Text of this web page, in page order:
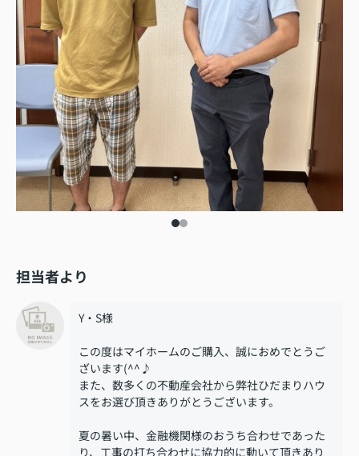
担当者より
Y・S様
この度はマイホームのご購入、誠におめでとうご
ざいます(^^♪
また、数多くの不動産会社から弊社ひだまりハウ
スをお選び頂きありがとうございます。
夏の暑い中、金融機関様のおうち合わせであった
り、工事の打ち合わせに協力的に動いて頂きあり